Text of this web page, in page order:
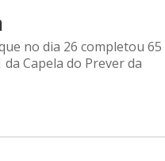
no dia 26 completou 65
Capela do Prever da